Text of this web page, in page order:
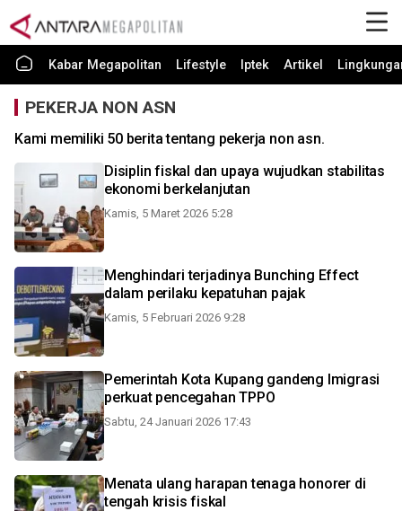
Kabar Megapolitan Lifestyle Iptek Artikel
PEKERJA NON ASN
Kami memiliki 50 berita tentang pekerja non asn.
Disiplin fiskal dan upaya wujudkan stabilitas
ekonomi berkelanjutan
Kamis, 5 Maret 2026 5:28
Menghindari terjadinya Bunching Effect
dalam perilaku kepatuhan pajak
Kamis, 5 Februari 2026 9:28
Pemerintah Kota Kupang gandeng Imigrasi
perkuat pencegahan TPPO
Sabtu, 24 Januari 2026 17:43
Menata ulang harapan tenaga honorer di
tengah krisis fiskal